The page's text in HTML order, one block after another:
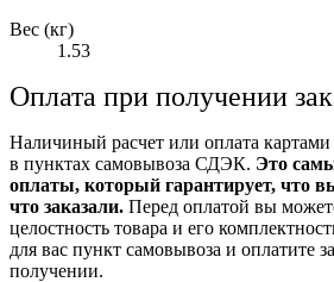
Вес (кг)
1.53
Оплата при получении
Наличиный расчет или оплата картами
в пунктах самовывоза СДЭК. Это
оплаты, который гарантирует, что
что заказали. Перед оплатой вы
целостность товара и его
для вас пункт самовывоза и оплатите
получении.